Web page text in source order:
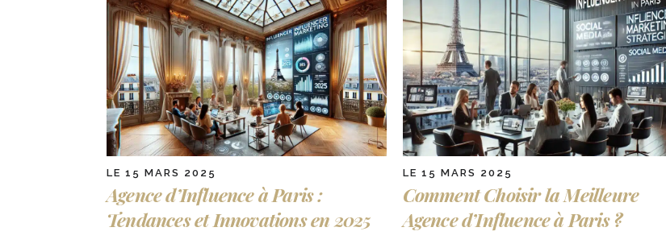
LE 15 MARS 2025
Agence d’Influence à Paris :
Tendances et Innovations en 2025
LE 15 MARS 2025
Comment Choisir la Meilleure
Agence d’Influence à Paris ?